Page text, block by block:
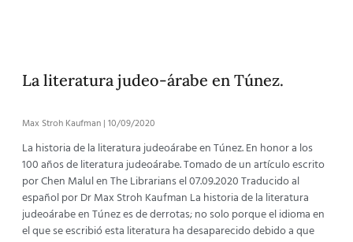
La literatura judeo-árabe en Túnez.
Max Stroh Kaufman 10/09/2020
La historia de la literatura judeoárabe en Túnez. En honor a los
100 años de literatura judeoárabe. Tomado de un artículo escrito
por Chen Malul en The Librarians el 07.09.2020 Traducido al
español por Dr Max Stroh Kaufman La historia de la literatura
judeoárabe en Túnez es de derrotas; no solo porque el idioma en
el que se escribió esta literatura ha desaparecido debido a que